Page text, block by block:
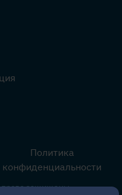
права защищены.
Политика
конфиденциальности